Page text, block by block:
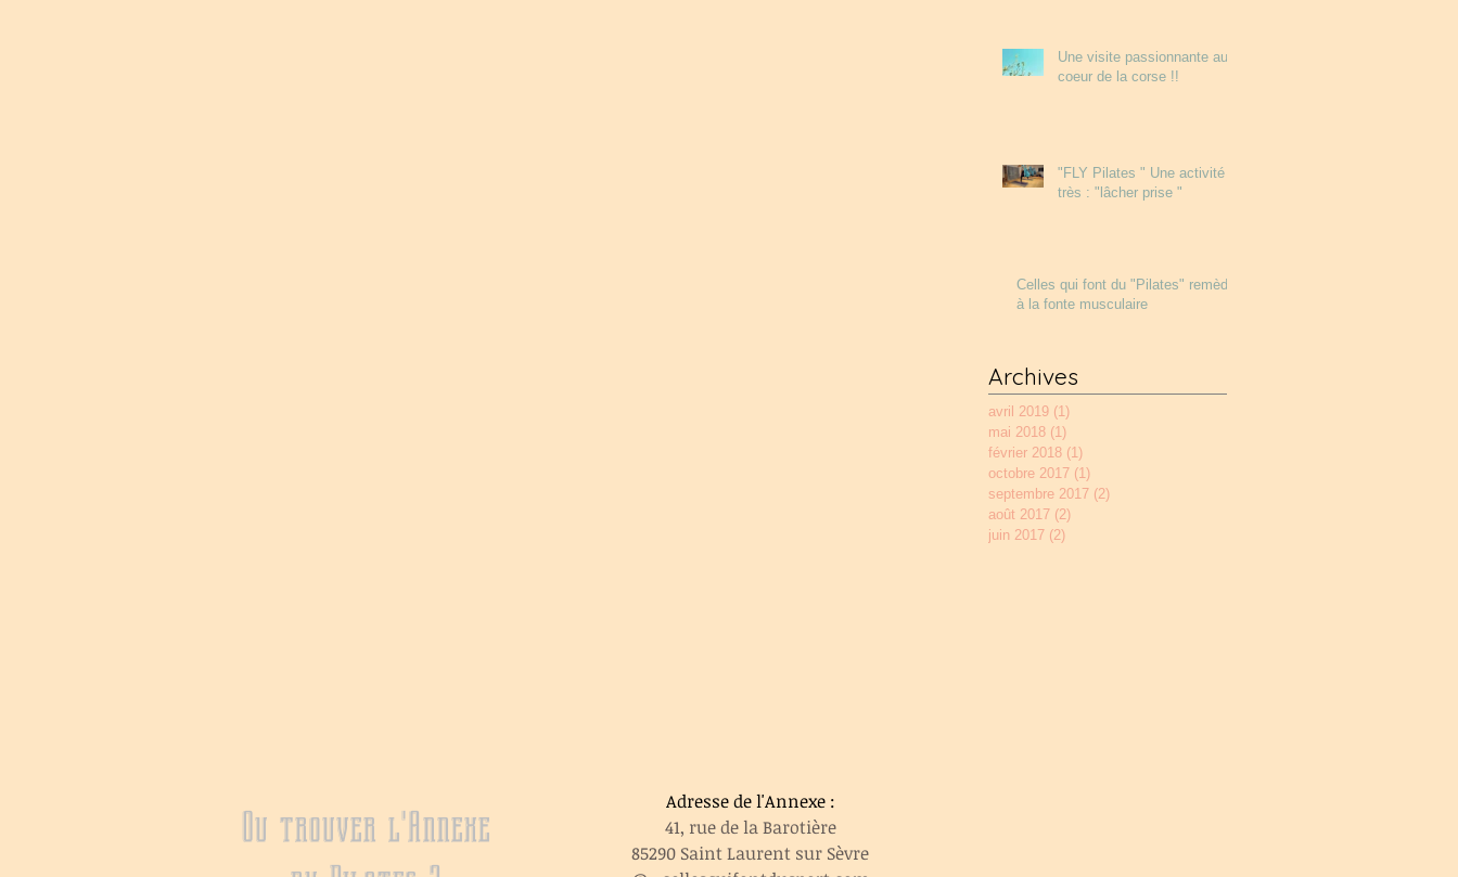
Une visite passionnante au
coeur de la corse !!
"FLY Pilates " Une activité
très : "lâcher prise "
Celles qui font du "Pilates" remède
à la fonte musculaire
Archives
avril 2019 (1)
mai 2018 (1)
février 2018 (1)
octobre 2017 (1)
septembre 2017 (2)
août 2017 (2)
juin 2017 (2)
Ou trouver l'Annexe
Adresse de l'Annexe :
41, rue de la Barotière
85290 Saint Laurent sur Sèvre